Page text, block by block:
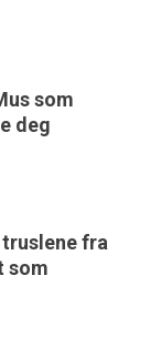
som
deg
fra
som